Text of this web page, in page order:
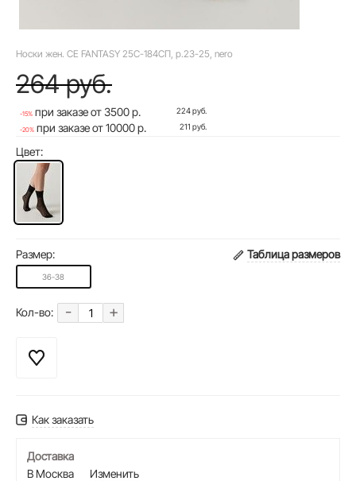
Носки жен. CE FANTASY 25С-184СП, р.23-25, nero
264 руб.
-15% при заказе от 3500 р. 224 руб.
-20% при заказе от 10000 р. 211 руб.
Цвет:
Размер: Таблица размеров
36-38
Кол-во: - +
Как заказать
Доставка
В Москва
Изменить